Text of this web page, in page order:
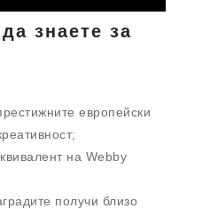
знаете за
европейски
на Webby
получи близо